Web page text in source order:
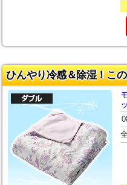
ひんやり冷感＆除湿！こ